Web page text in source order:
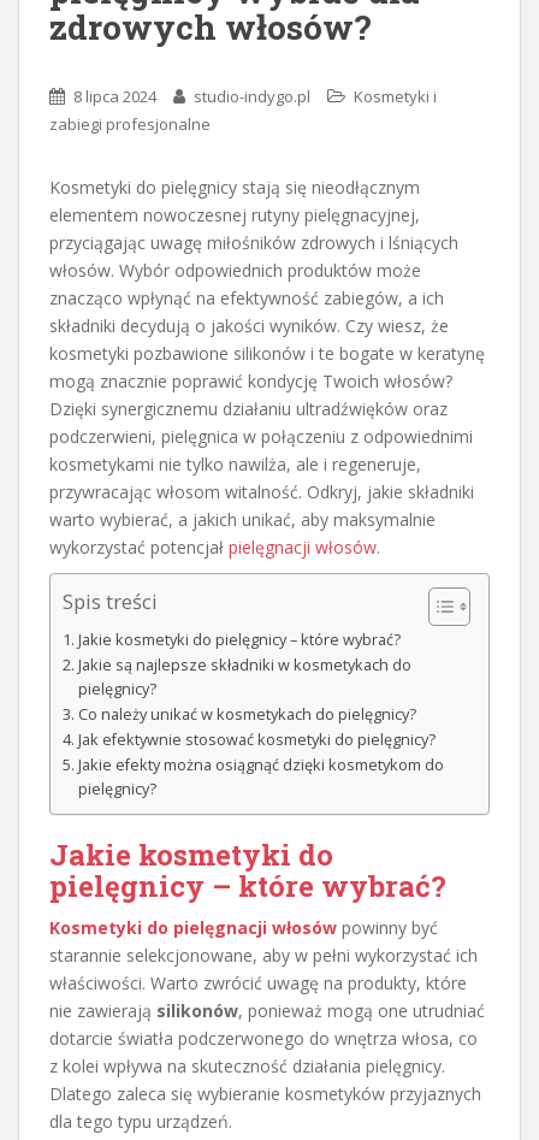
zdrowych włosów?
8 lipca 2024 studio-indygo.pl
Kosmetyki i
zabiegi profesjonalne
Kosmetyki do pielęgnicy stają się nieodłącznym
elementem nowoczesnej rutyny pielęgnacyjnej,
przyciągając uwagę miłośników zdrowych i lśniących
włosów. Wybór odpowiednich produktów może
znacząco wpłynąć na efektywność zabiegów, a ich
składniki decydują o jakości wyników. Czy wiesz, że
kosmetyki pozbawione silikonów i te bogate w keratynę
mogą znacznie poprawić kondycję Twoich włosów?
Dzięki synergicznemu działaniu ultradźwięków oraz
podczerwieni, pielęgnica w połączeniu z odpowiednimi
kosmetykami nie tylko nawilża, ale i regeneruje,
przywracając włosom witalność. Odkryj, jakie składniki
warto wybierać, a jakich unikać, aby maksymalnie
wykorzystać potencjał pielęgnacji włosów.
Spis treści
Jakie kosmetyki do pielęgnicy – które wybrać?
Jakie są najlepsze składniki w kosmetykach do
pielęgnicy?
Co należy unikać w kosmetykach do pielęgnicy?
Jak efektywnie stosować kosmetyki do pielęgnicy?
Jakie efekty można osiągnąć dzięki kosmetykom do
pielęgnicy?
Jakie kosmetyki do
pielęgnicy – które wybrać?
Kosmetyki do pielęgnacji włosów powinny być
starannie selekcjonowane, aby w pełni wykorzystać ich
właściwości. Warto zwrócić uwagę na produkty, które
nie zawierają silikonów, ponieważ mogą one utrudniać
dotarcie światła podczerwonego do wnętrza włosa, co
z kolei wpływa na skuteczność działania pielęgnicy.
Dlatego zaleca się wybieranie kosmetyków przyjaznych
dla tego typu urządzeń.